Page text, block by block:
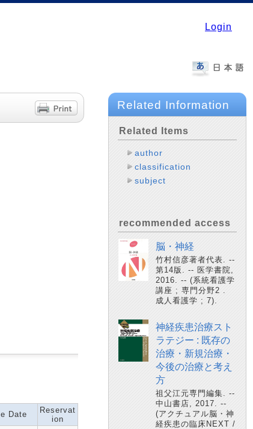
Login
Date
Reservat
ion
Related Information
Related Items
author
classification
subject
recommended access
脳・神経
竹村信彦著者代表. --
第14版. -- 医学書院,
2016. -- (系統看護学
講座 ; 専門分野2 .
成人看護学 ; 7).
神経疾患治療スト
ラテジー : 既存の
治療・新規治療・
今後の治療と考え
方
祖父江元専門編集. --
中山書店, 2017. --
(アクチュアル脳・神
経疾患の臨床NEXT /